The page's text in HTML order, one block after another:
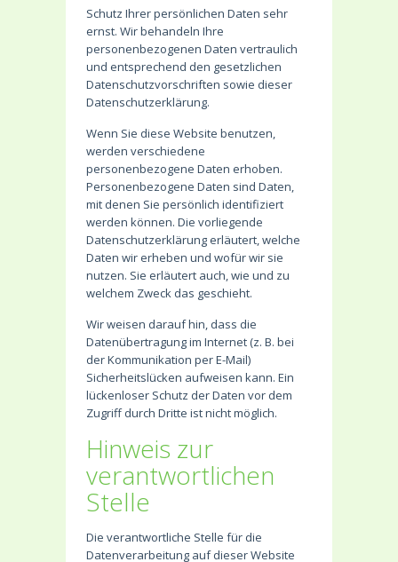
Schutz Ihrer persönlichen Daten sehr
ernst. Wir behandeln Ihre
personenbezogenen Daten vertraulich
und entsprechend den gesetzlichen
Datenschutzvorschriften sowie dieser
Datenschutzerklärung.
Wenn Sie diese Website benutzen,
werden verschiedene
personenbezogene Daten erhoben.
Personenbezogene Daten sind Daten,
mit denen Sie persönlich identifiziert
werden können. Die vorliegende
Datenschutzerklärung erläutert, welche
Daten wir erheben und wofür wir sie
nutzen. Sie erläutert auch, wie und zu
welchem Zweck das geschieht.
Wir weisen darauf hin, dass die
Datenübertragung im Internet (z. B. bei
der Kommunikation per E-Mail)
Sicherheitslücken aufweisen kann. Ein
lückenloser Schutz der Daten vor dem
Zugriff durch Dritte ist nicht möglich.
Hinweis zur
verantwortlichen
Stelle
Die verantwortliche Stelle für die
Datenverarbeitung auf dieser Website